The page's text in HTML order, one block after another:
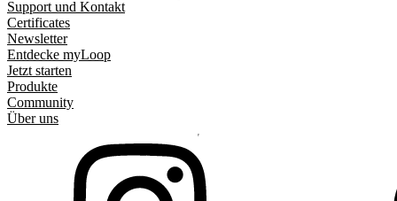
Support und Kontakt
Certificates
Newsletter
Entdecke myLoop
Jetzt starten
Produkte
Community
Über uns